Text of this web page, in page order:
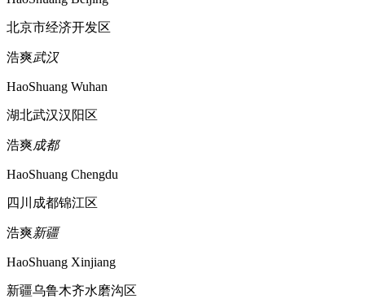
北京市经济开发区
浩爽武汉
HaoShuang Wuhan
湖北武汉汉阳区
浩爽成都
HaoShuang Chengdu
四川成都锦江区
浩爽新疆
HaoShuang Xinjiang
新疆乌鲁木齐水磨沟区